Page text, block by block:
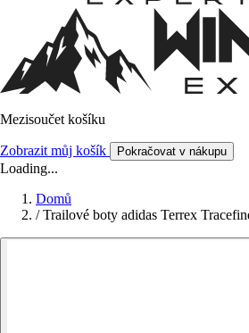
Mezisoučet košíku
Zobrazit můj košík Pokračovat v nákupu
Loading...
Domů
/ Trailové boty adidas Terrex